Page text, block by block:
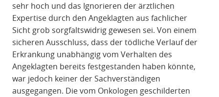
sehr hoch und das Ignorieren der ärztlichen
Expertise durch den Angeklagten aus fachlicher
Sicht grob sorgfaltswidrig gewesen sei. Von einem
sicheren Ausschluss, dass der tödliche Verlauf der
Erkrankung unabhängig vom Verhalten des
Angeklagten bereits festgestanden haben könnte,
war jedoch keiner der Sachverständigen
ausgegangen. Die vom Onkologen geschilderten